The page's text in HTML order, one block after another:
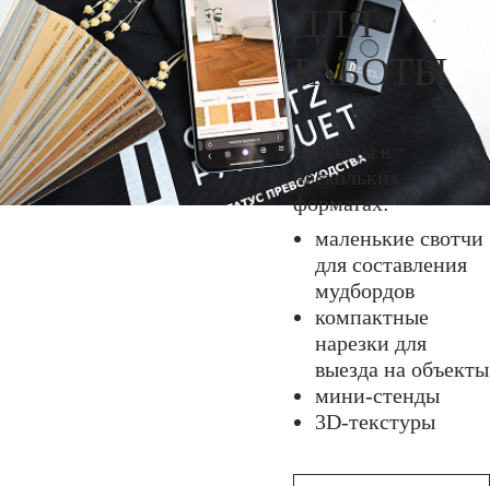
ДЛЯ
РАБОТЫ
Образцы в
нескольких
форматах:
маленькие свотчи
для составления
мудбордов
компактные
нарезки для
выезда на объекты
мини-стенды
3D-текстуры